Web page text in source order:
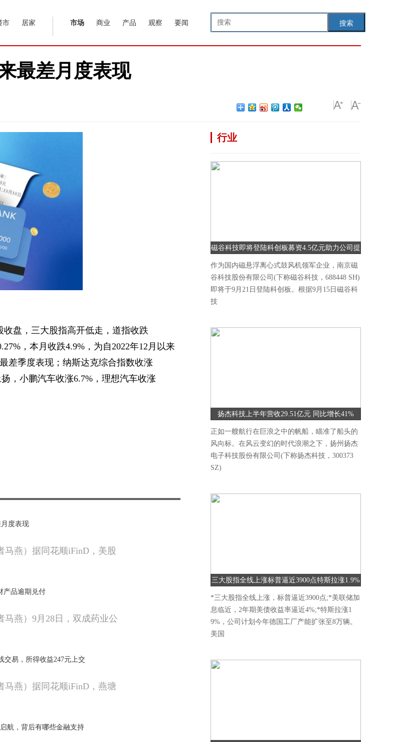
搜索
市 居家 市场 商业 产品 观察 要闻
最差月度表现
盘，三大股指高开低走，道指收跌
，本月收跌4.9%，为自2022年12月以来
差季度表现；纳斯达克综合指数收涨
，小鹏汽车收涨6.7%，理想汽车收涨
月度表现
马燕）据同花顺iFinD，美股
产品逾期兑付
马燕）9月28日，双成药业公
交易，所得收益247元上交
马燕）据同花顺iFinD，燕塘
航，背后有哪些金融支持
行业
磁谷科技即将登陆科创板募资4.5亿元助力公司提
升研发能力
作为国内磁悬浮离心式鼓风机领军企业，南京磁
谷科技股份有限公司(下称磁谷科技，688448 SH)
即将于9月21日登陆科创板。根据9月15日磁谷科
技
扬杰科技上半年营收29.51亿元 同比增长41%
正如一艘航行在巨浪之中的帆船，瞄准了船头的
风向标。在风云变幻的时代浪潮之下，扬州扬杰
电子科技股份有限公司(下称扬杰科技，300373
SZ)
三大股指全线上涨标普逼近3900点特斯拉涨1.9%
*三大股指全线上涨，标普逼近3900点;*美联储加
息临近，2年期美债收益率逼近4%;*特斯拉涨1
9%，公司计划今年德国工厂产能扩张至8万辆。
美国